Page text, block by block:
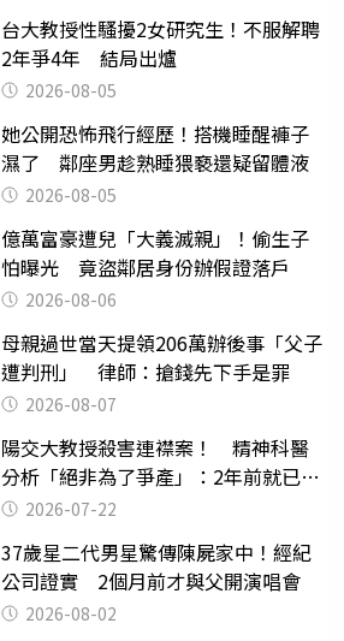
台大教授性騷擾2女研究生！不服解聘
2年爭4年 結局出爐
2026-08-05
她公開恐怖飛行經歷！搭機睡醒褲子
濕了 鄰座男趁熟睡猥褻還疑留體液
2026-08-05
億萬富豪遭兒「大義滅親」！偷生子
怕曝光 竟盜鄰居身份辦假證落戶
2026-08-06
母親過世當天提領206萬辦後事「父子
遭判刑」 律師：搶錢先下手是罪
2026-08-07
陽交大教授殺害連襟案！ 精神科醫
分析「絕非為了爭產」：2年前就已言
行詭異
2026-07-22
37歲星二代男星驚傳陳屍家中！經紀
公司證實 2個月前才與父開演唱會
2026-08-02